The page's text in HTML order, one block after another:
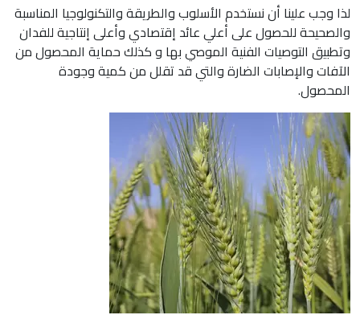
لذا وجب علينا أن نستخدم الأسلوب والطريقة والتكنولوجيا المناسبة
والصحيحة للحصول على أعلي عائد إقتصادي وأعلى إنتاجية للفدان
وتطبيق التوصيات الفنية الموصي بها و كذلك حماية المحصول من
الآفات والإصابات الضارة والتي قد تقلل من كمية وجودة
المحصول.